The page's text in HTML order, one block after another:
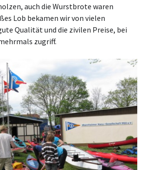
auch die Wurstbrote waren
Lob bekamen wir von vielen
Qualität und die zivilen Preise, bei
zugriff.